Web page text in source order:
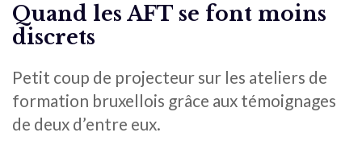
Quand les AFT se font moins
discrets
Petit coup de projecteur sur les ateliers de
formation bruxellois grâce aux témoignages
de deux d’entre eux.